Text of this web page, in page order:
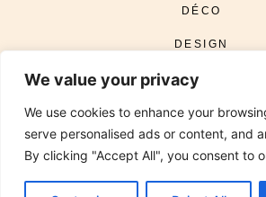
We value your privacy
We use cookies to enhance your
serve personalised ads or content, and
By clicking "Accept All", you consent to
DÉCO
DESIGN
DIY
RÉNOVATION
JARDIN
© 2026 All Rights Reserved Chez
Media Pantheon,